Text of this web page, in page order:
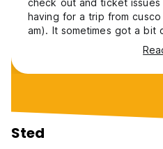
check out and ticket issues
having for a trip from cusco
am). It sometimes got a bit
the rooms but the blankets
mattresses they provided
great! I always felt super
Sted